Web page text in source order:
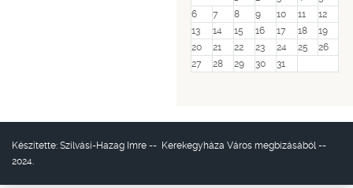
6
7 8 9 10 11
12
13
14 15 16 17 18
19
20
21 22 23 24 25
26
27
28 29 30 31
Készítette: Szilvási-Hazag Imre -- Kerekegyháza Város megbízásából --
2024.